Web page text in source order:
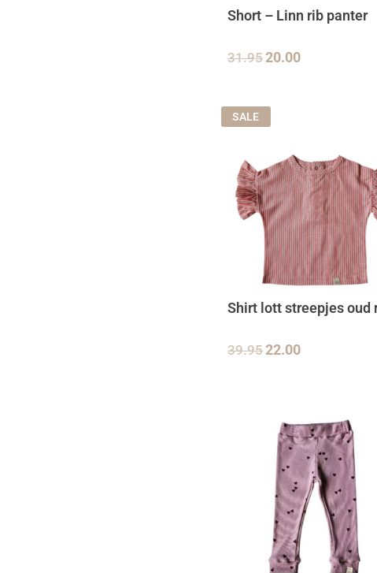
Short – Linn rib panter
31.9520.00
SALE
Shirt lott streepjes oud
39.9522.00